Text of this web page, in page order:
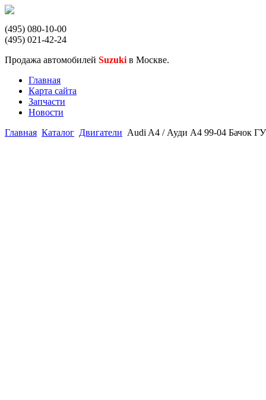
(495) 080-10-00
(495) 021-42-24
Продажа автомобилей Suzuki в Москве.
Главная
Карта сайта
Запчасти
Новости
Главная Каталог Двигатели Audi A4 / Ауди А4 99-04 Бачок